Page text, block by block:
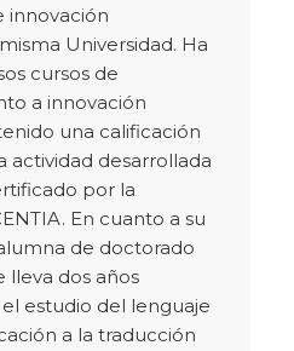
innovación
Universidad. Ha
cursos de
a innovación
una calificación
actividad desarrollada
por la
En cuanto a su
de doctorado
lleva dos años
estudio del lenguaje
a la traducción